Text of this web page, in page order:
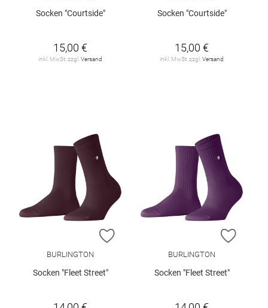
Socken "Courtside"
15,00 €
inkl. MwSt. zzgl. Versand
Socken "Courtside"
15,00 €
inkl. MwSt. zzgl. Versand
ZUR WUNSCHLISTE HINZUFÜGEN
BURLINGTON
Socken "Fleet Street"
ZUR
BURLINGTON
Socken "Fleet Street"